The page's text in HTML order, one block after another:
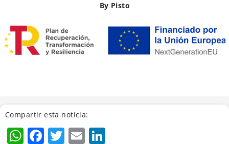
By Pisto
Compartir esta noticia:
WhatsApp
Facebook
Twitter
Email